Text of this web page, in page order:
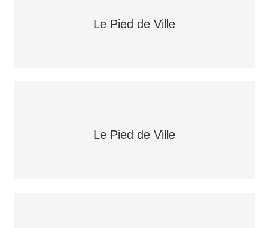
Le Pied de Ville
Le Pied de Ville